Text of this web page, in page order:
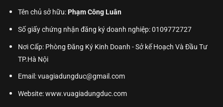
Tên chủ sở hữu:Phạm Công Luân
Số giấy chứng nhận đăng ký doanh nghiệp: 0109772727
Nơi Cấp: Phòng Đăng Ký Kinh Doanh - Sở kế Hoạch Và Đầu Tư
TP.Hà Nội
Email: vuagiadungduc@gmail.com
Website:www.vuagiadungduc.com